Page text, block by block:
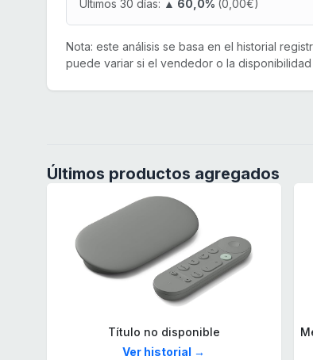
Últimos 30 días: ▲ 60,0% (0,00€)
Nota: este análisis se basa en el historial
puede variar si el vendedor o la disponibilidad
Últimos productos agregados
Título no disponible
Ver historial →